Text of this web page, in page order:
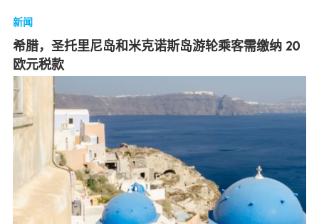
新闻
希腊，圣托里尼岛和米克诺斯岛游轮乘客需缴纳 20
欧元税款